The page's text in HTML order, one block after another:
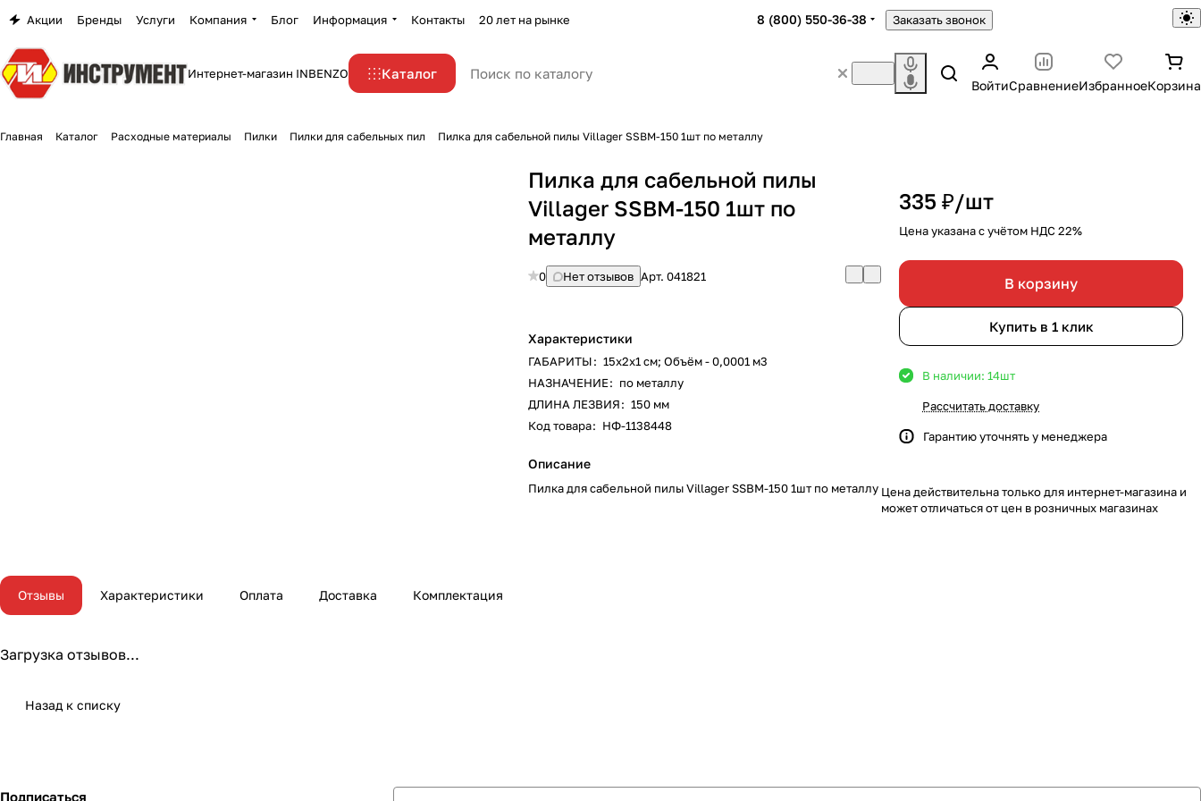
Акции Бренды Услуги Компания Блог Информация Контакты 20 лет на рынке 8 (800) 550-36-38 Заказать звонок
Интернет-магазин INBENZO Каталог
ВойтиСравнениеИзбранноеКорзина
Главная Каталог Расходные материалы Пилки Пилки для сабельных пил Пилка для сабельной пилы Villager SSBM-150 1шт по металлу
Пилка для сабельной пилы
Villager SSBM-150 1шт по
металлу
0 Нет отзывов Арт.041821
Характеристики
ГАБАРИТЫ: 15х2х1 см; Объём - 0,0001 м3
НАЗНАЧЕНИЕ: по металлу
ДЛИНА ЛЕЗВИЯ: 150 мм
Код товара: НФ-1138448
Описание
Пилка для сабельной пилы Villager SSBM-150 1шт по металлу
335 ₽/шт
Цена указана с учётом НДС 22%
В корзину
Купить в 1 клик
В наличии: 14шт
Рассчитать доставку
Гарантию уточнять у менеджера
Цена действительна только для интернет-магазина и
может отличаться от цен в розничных магазинах
Отзывы Характеристики Оплата Доставка Комплектация
Загрузка отзывов...
Назад к списку
Подписаться